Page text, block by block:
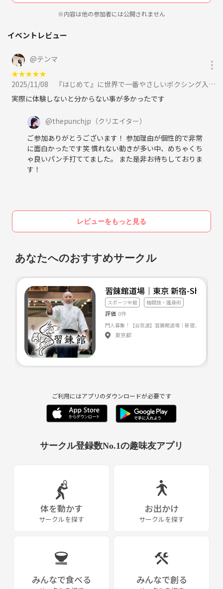
※内容は他の参加者には公開されません
イベントレビュー
@テンマ
★★★★★
2025/11/08
『はじめて』に世界で一番やさしいボクシング入門クラス🥊に参加
実際に体験しないと分からない事が多かったです
@thepunchjp （クリエイター）
ご参加ありがとうございます！ 参加理由が個性的で非常
に面白かったです笑 慣れない動きが多い中、めちゃくち
ゃ良いパンチ打ててました。 また是非お待ちしておりま
す！
レビューをもっと見る
あなたへのおすすめサークル
習錬館道場｜東京 新宿-
スポーツ全般 格闘技・護身術
評価 0件
東京都
ご利用にはアプリのダウンロードが必要です
サークル登録数No.1の趣味友アプリ
体を動かす
サークルを探す
お出かけ
サークルを探す
みんなで食べる みんなで創る